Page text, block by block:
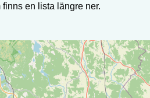
en lista längre ner.